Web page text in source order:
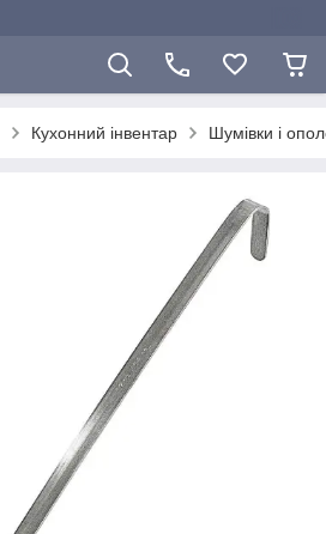
Кухонний інвентар Шумівки і